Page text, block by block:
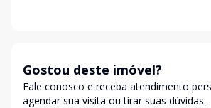
Gostou deste imóvel?
Fale conosco e receba atendimento
agendar sua visita ou tirar suas dúvidas.